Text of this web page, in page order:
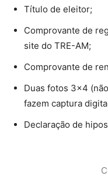
Título de eleitor;
Comprovante de
site do TRE-AM;
Comprovante de
Duas fotos 3×4
fazem captura
Declaração de